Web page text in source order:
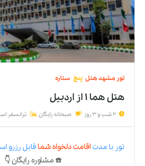
تور مشهدهتل پنج ستاره
هتل هما ۱ از اردبیل
2 شب و 3 روز صبحانه رایگان ترانسفر
تور با مدتاقامت دلخواه شما قابل رزرو
☎️ مشاوره رایگان 👇